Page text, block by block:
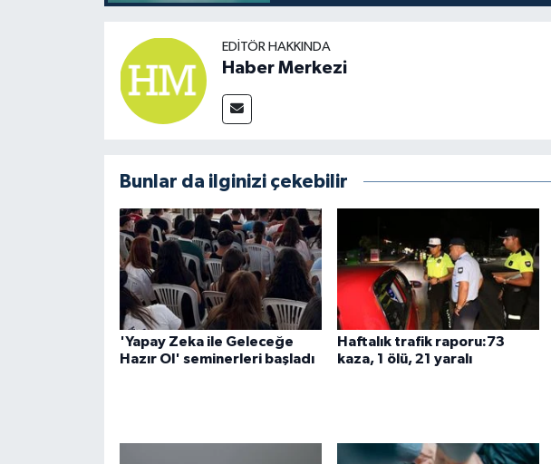
EDITÖR HAKKINDA
Haber Merkezi
Bunlar da ilginizi çekebilir
'Yapay Zeka ile Geleceğe
Hazır Ol' seminerleri başladı
Haftalık trafik raporu:73
kaza, 1 ölü, 21 yaralı